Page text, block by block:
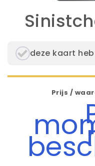
deze kaart
Prijs /